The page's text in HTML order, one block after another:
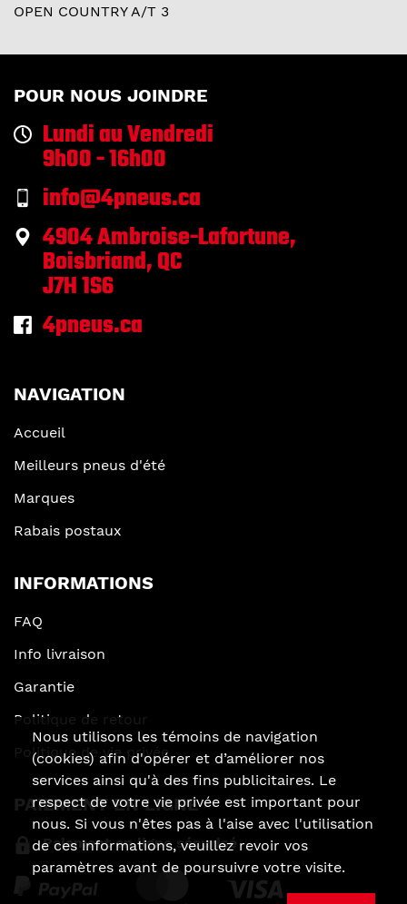
OPEN COUNTRY A/T 3
POUR NOUS JOINDRE
Lundi au Vendredi
9h00 - 16h00
info@4pneus.ca
4904 Ambroise-Lafortune,
Boisbriand, QC
J7H 1S6
4pneus.ca
NAVIGATION
Accueil
Meilleurs pneus d'été
Marques
Rabais postaux
INFORMATIONS
FAQ
Info livraison
Garantie
Politique de retour
Politique de vie privée
PAIEMENT EN LIGNE
Paiement en ligne sécurisé
Nous utilisons les témoins de navigation
(cookies) afin d'opérer et d’améliorer nos
services ainsi qu'à des fins publicitaires. Le
respect de votre vie privée est important pour
nous. Si vous n'êtes pas à l'aise avec l'utilisation
de ces informations, veuillez revoir vos
paramètres avant de poursuivre votre visite.